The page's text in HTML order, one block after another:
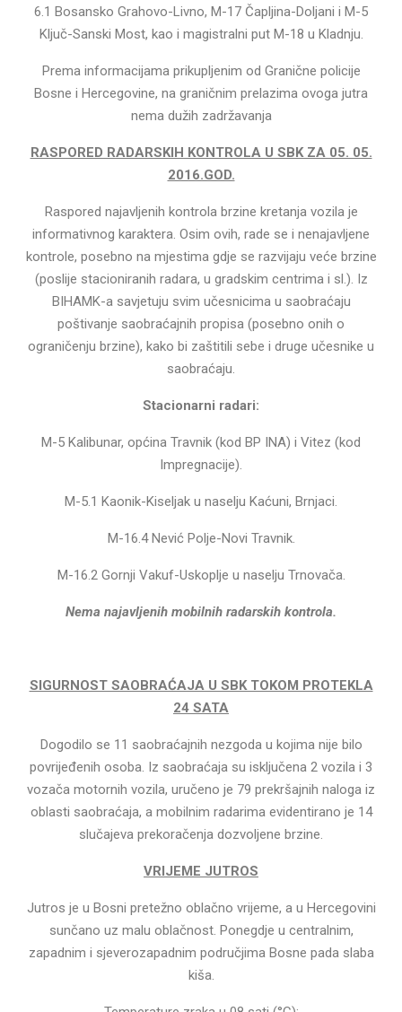
6.1 Bosansko Grahovo-Livno, M-17 Čapljina-Doljani i M-5
Ključ-Sanski Most, kao i magistralni put M-18 u Kladnju.
Prema informacijama prikupljenim od Granične policije
Bosne i Hercegovine, na graničnim prelazima ovoga jutra
nema dužih zadržavanja
RASPORED RADARSKIH KONTROLA U SBK ZA 05. 05.
2016.GOD.
Raspored najavljenih kontrola brzine kretanja vozila je
informativnog karaktera. Osim ovih, rade se i nenajavljene
kontrole, posebno na mjestima gdje se razvijaju veće brzine
(poslije stacioniranih radara, u gradskim centrima i sl.). Iz
BIHAMK-a savjetuju svim učesnicima u saobraćaju
poštivanje saobraćajnih propisa (posebno onih o
ograničenju brzine), kako bi zaštitili sebe i druge učesnike u
saobraćaju.
Stacionarni radari:
M-5 Kalibunar, općina Travnik (kod BP INA) i Vitez (kod
Impregnacije).
M-5.1 Kaonik-Kiseljak u naselju Kaćuni, Brnjaci.
M-16.4 Nević Polje-Novi Travnik.
M-16.2 Gornji Vakuf-Uskoplje u naselju Trnovača.
Nema najavljenih mobilnih radarskih kontrola.
SIGURNOST SAOBRAĆAJA U SBK TOKOM PROTEKLA
24 SATA
Dogodilo se 11 saobraćajnih nezgoda u kojima nije bilo
povrijeđenih osoba. Iz saobraćaja su isključena 2 vozila i 3
vozača motornih vozila, uručeno je 79 prekršajnih naloga iz
oblasti saobraćaja, a mobilnim radarima evidentirano je 14
slučajeva prekoračenja dozvoljene brzine.
VRIJEME JUTROS
Jutros je u Bosni pretežno oblačno vrijeme, a u Hercegovini
sunčano uz malu oblačnost. Ponegdje u centralnim,
zapadnim i sjeverozapadnim područjima Bosne pada slaba
kiša.